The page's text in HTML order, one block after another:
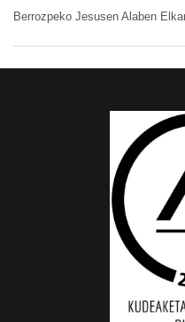
Berrozpeko Jesusen Alaben